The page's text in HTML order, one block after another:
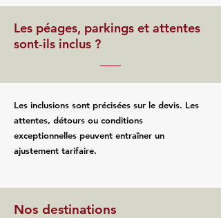
Les péages, parkings et attentes
sont-ils inclus ?
Les inclusions sont précisées sur le devis. Les
attentes, détours ou conditions
exceptionnelles peuvent entraîner un
ajustement tarifaire.
Nos destinations